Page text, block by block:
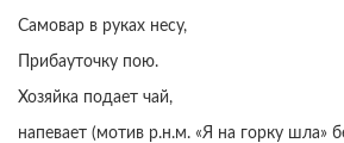
Самовар в руках несу,
Прибауточку пою.
Хозяйка подает чай,
напевает (мотив р.н.м. «Я на горку шла»